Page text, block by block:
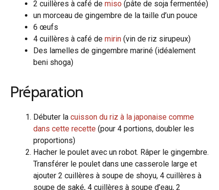
2 cuillères à café de miso (pâte de soja fermentée)
un morceau de gingembre de la taille d’un pouce
6 œufs
4 cuillères à café de mirin (vin de riz sirupeux)
Des lamelles de gingembre mariné (idéalement
beni shoga)
Préparation
Débuter la cuisson du riz à la japonaise comme
dans cette recette (pour 4 portions, doubler les
proportions)
Hacher le poulet avec un robot. Râper le gingembre.
Transférer le poulet dans une casserole large et
ajouter 2 cuillères à soupe de shoyu, 4 cuillères à
soupe de saké, 4 cuillères à soupe d’eau, 2